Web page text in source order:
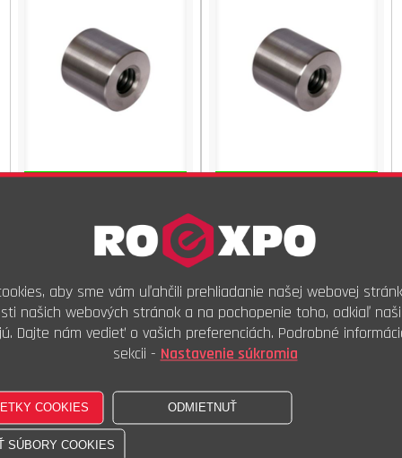
483,55 €bez DPH
662,14 €bez DPH
100ks
Mat.trapéz.válc.TR30x6xD45xL40
aby sme vám uľahčili prehliadanie našej webovej
našich webových stránok a na pochopenie toho, odkiaľ
Dajte nám vedieť o vašich preferenciách. Podrobné
sekcii - Nastavenie súkromia